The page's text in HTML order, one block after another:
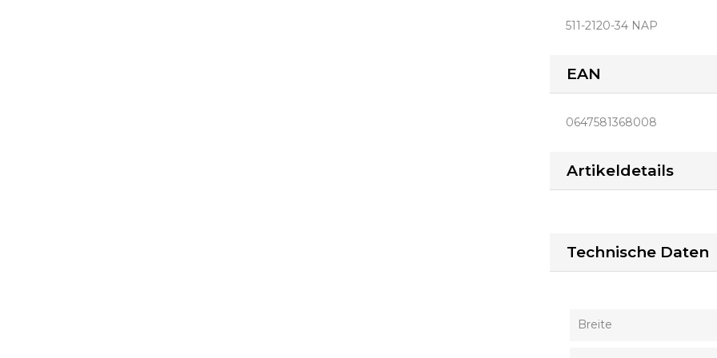
511-2120-34 NAP
EAN
0647581368008
Artikeldetails
Technische Daten
Breite